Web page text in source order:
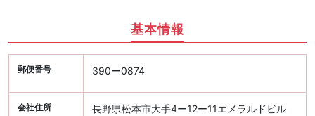
基本情報
郵便番号 390ー0874
会社住所
長野県松本市大手4ー12ー11エメラルドビル